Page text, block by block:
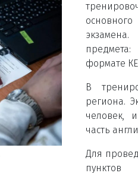
формате
В
региона.
человек,
часть
Для
пунктов